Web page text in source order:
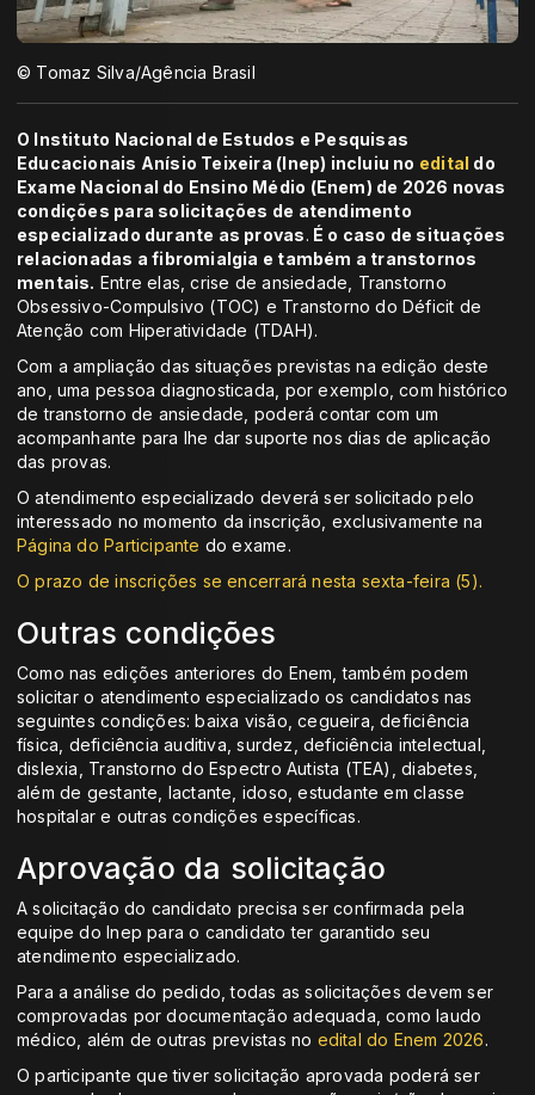
© Tomaz Silva/Agência Brasil
O Instituto Nacional de Estudos e Pesquisas
Educacionais Anísio Teixeira (Inep) incluiu no edital do
Exame Nacional do Ensino Médio (Enem) de 2026 novas
condições para solicitações de atendimento
especializado durante as provas. É o caso de situações
relacionadas a fibromialgia e também a transtornos
mentais. Entre elas, crise de ansiedade, Transtorno
Obsessivo-Compulsivo (TOC) e Transtorno do Déficit de
Atenção com Hiperatividade (TDAH).
Com a ampliação das situações previstas na edição deste
ano, uma pessoa diagnosticada, por exemplo, com histórico
de transtorno de ansiedade, poderá contar com um
acompanhante para lhe dar suporte nos dias de aplicação
das provas.
O atendimento especializado deverá ser solicitado pelo
interessado no momento da inscrição, exclusivamente na
Página do Participante do exame.
O prazo de inscrições se encerrará nesta sexta-feira (5).
Outras condições
Como nas edições anteriores do Enem, também podem
solicitar o atendimento especializado os candidatos nas
seguintes condições: baixa visão, cegueira, deficiência
física, deficiência auditiva, surdez, deficiência intelectual,
dislexia, Transtorno do Espectro Autista (TEA), diabetes,
além de gestante, lactante, idoso, estudante em classe
hospitalar e outras condições específicas.
Aprovação da solicitação
A solicitação do candidato precisa ser confirmada pela
equipe do Inep para o candidato ter garantido seu
atendimento especializado.
Para a análise do pedido, todas as solicitações devem ser
comprovadas por documentação adequada, como laudo
médico, além de outras previstas no edital do Enem 2026.
O participante que tiver solicitação aprovada poderá ser